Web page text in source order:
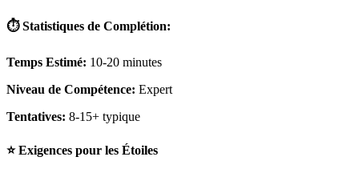
⏱️ Statistiques de Complétion:
Temps Estimé: 10-20 minutes
Niveau de Compétence: Expert
Tentatives: 8-15+ typique
⭐ Exigences pour les Étoiles